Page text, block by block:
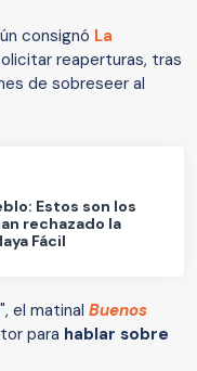
consignó La
reaperturas, tras
de sobreseer al
Estos son los
rechazado la
Fácil
el matinal Buenos
para hablar sobre